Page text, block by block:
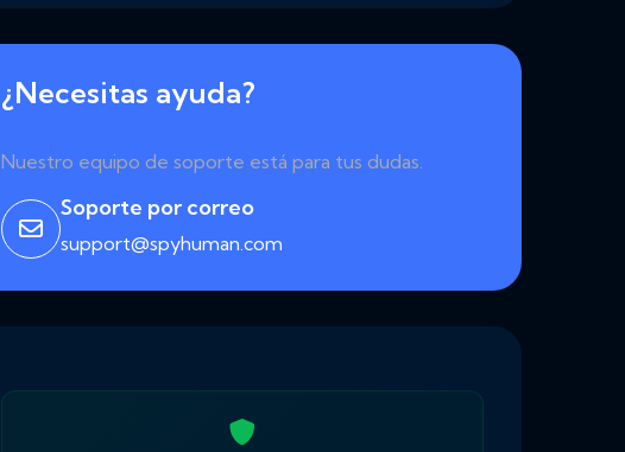
¿Necesitas ayuda?
Nuestro equipo de soporte está para tus dudas.
Soporte por correo
support@spyhuman.com